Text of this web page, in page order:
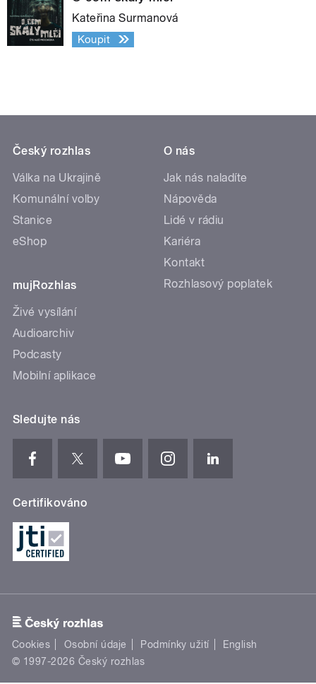
Kateřina Surmanová
Koupit
Český rozhlas
Válka na Ukrajině
Komunální volby
Stanice
eShop
mujRozhlas
Živé vysílání
Audioarchiv
Podcasty
Mobilní aplikace
O nás
Jak nás naladíte
Nápověda
Lidé v rádiu
Kariéra
Kontakt
Rozhlasový poplatek
Sledujte nás
Certifikováno
Cookies Osobní údaje Podmínky užití
English
© 1997-2026 Český rozhlas